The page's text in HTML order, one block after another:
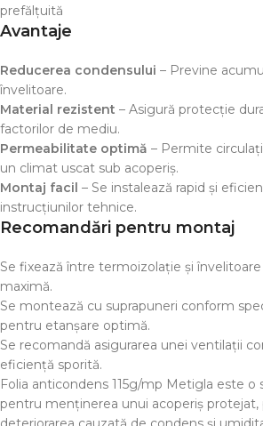
prefălțuită
Avantaje
Reducerea condensului – Previne
învelitoare.
Material rezistent – Asigură protecție
factorilor de mediu.
Permeabilitate optimă – Permite
un climat uscat sub acoperiș.
Montaj facil – Se instalează rapid și
instrucțiunilor tehnice.
Recomandări pentru montaj
Se fixează între termoizolație și
maximă.
Se montează cu suprapuneri conform
pentru etanșare optimă.
Se recomandă asigurarea unei ventilații
eficiență sporită.
Folia anticondens 115g/mp Metigla este o
pentru menținerea unui acoperiș protejat,